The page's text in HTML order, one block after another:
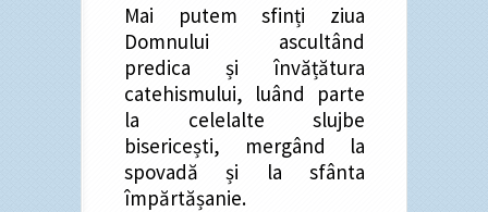
Mai putem sfinți ziua
Domnului ascultând
predica și învățătura
catehismului, luând parte
la celelalte slujbe
bisericești, mergând la
spovadă și la sfânta
împărtășanie.